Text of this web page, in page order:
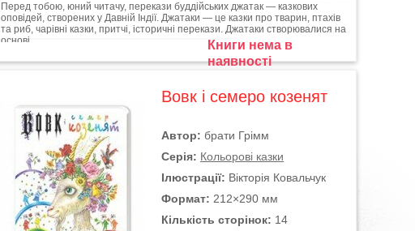
Перед тобою, юний читачу, перекази буддійських джатак — казкових
оповідей, створених у Давній Індії. Джатаки — це казки про тварин, птахів
та риб, чарівні казки, притчі, історичні перекази. Джатаки створювалися на
основі...
Книги нема в
наявності
Вовк і семеро козенят
Автор: брати Грімм
Серія: Кольорові казки
Ілюстрації: Вікторія Ковальчук
Формат: 212×290 мм
Кількість сторінок: 14